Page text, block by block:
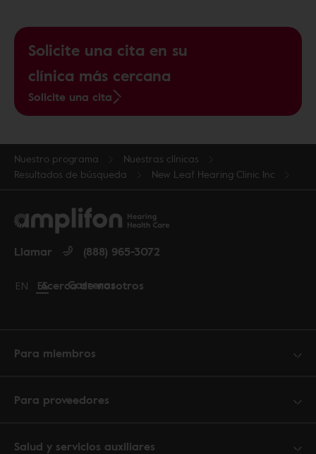
Solicite una cita en su
clínica más cercana
Solicite una cita
Nuestro programa
Nuestras clínicas
Resultados de búsqueda
New Leaf Hearing Clinic Inc
Acerca de nosotros
Carreras
Llamar (888) 965-3072
Change language to English
EN Cambiar idioma a español
ES
Para miembros
Para proveedores
Salud y servicios auxiliares